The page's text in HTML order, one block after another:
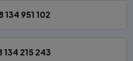
134 951 102
134 215 243